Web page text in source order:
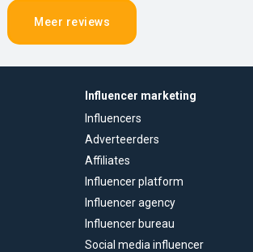
Meer reviews
Influencer marketing
Influencers
Adverteerders
Affiliates
Influencer platform
Influencer agency
Influencer bureau
Social media influencer